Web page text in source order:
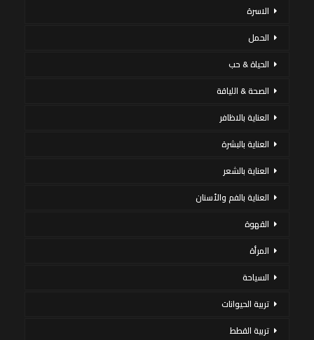
الاسرة
الحمل
الحياة & حب
الصحة & اللياقة
العناية بالاظافر
العناية بالبشرة
العناية بالشعر
العناية بالفم والأسنان
القهوة
المرأة
السياحة
تربية الحيوانات
تربية القطط